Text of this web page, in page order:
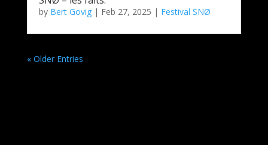
by Bert Govig| Feb 27, 2025 | Festival SNØ
« Older Entries